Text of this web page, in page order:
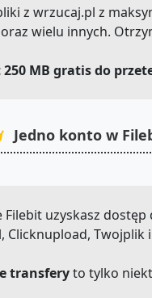
z wrzucaj.pl z
wielu innych.
MB gratis do
Jedno konto w
Filebit uzyskasz
Clicknupload,
transferyto tylko